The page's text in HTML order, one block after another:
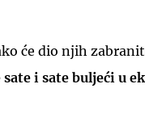
će dio njih
i sate buljeći u